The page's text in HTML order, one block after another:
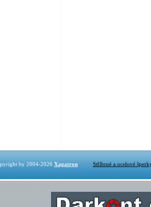
by 2004-2026 Xagatron Stříbrné a ocelové